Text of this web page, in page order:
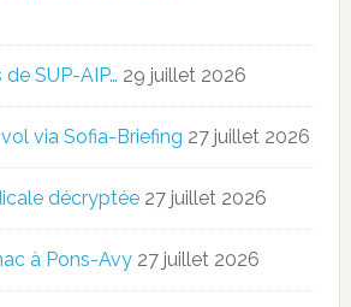
SUP-AIP… 29 juillet 2026
via Sofia-Briefing 27 juillet 2026
décryptée 27 juillet 2026
à Pons-Avy 27 juillet 2026